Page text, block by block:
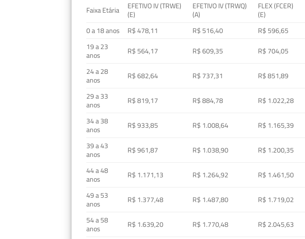
Faixa Etária
EFETIVO IV (TRWE)
(E)
EFETIVO IV (TRWQ)
(A)
FLEX (FCER)
(E)
0 a 18 anos
R$ 478,11 R$ 516,40 R$ 596,65
19 a 23
anos
R$ 564,17 R$ 609,35 R$ 704,05
24 a 28
anos
R$ 682,64 R$ 737,31 R$ 851,89
29 a 33
anos
R$ 819,17 R$ 884,78 R$ 1.022,28
34 a 38
anos
R$ 933,85 R$ 1.008,64 R$ 1.165,39
39 a 43
anos
R$ 961,87 R$ 1.038,90 R$ 1.200,35
44 a 48
anos
R$ 1.171,13 R$ 1.264,92 R$ 1.461,50
49 a 53
anos
R$ 1.377,48 R$ 1.487,80 R$ 1.719,02
54 a 58
anos
R$ 1.639,20 R$ 1.770,48 R$ 2.045,63